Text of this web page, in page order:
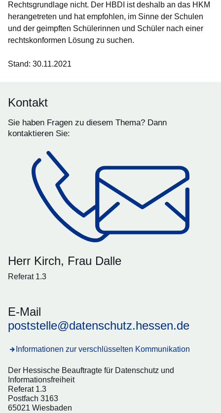
Rechtsgrundlage nicht. Der HBDI ist deshalb an das HKM
herangetreten und hat empfohlen, im Sinne der Schulen
und der geimpften Schülerinnen und Schüler nach einer
rechtskonformen Lösung zu suchen.
Stand: 30.11.2021
Kontakt
Sie haben Fragen zu diesem Thema? Dann
kontaktieren Sie:
Herr Kirch, Frau Dalle
Referat 1.3
E-Mail
poststelle@datenschutz.hessen.de
Informationen zur verschlüsselten Kommunikation
Der Hessische Beauftragte für Datenschutz und
Informationsfreiheit
Referat 1.3
Postfach 3163
65021 Wiesbaden